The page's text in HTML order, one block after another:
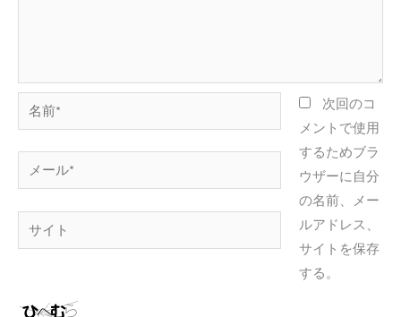
前
*
ー
ル
イ
次回のコ
メントで使用
するためブラ
ウザーに自分
の名前、メー
ルアドレス、
サイトを保存
する。